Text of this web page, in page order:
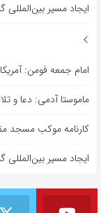
ایجاد مسیر بین‌المللی
امام جمعه فومن:
ماموستا آدمی: دعا و
کارنامه موکب مسجد مقدس
ایجاد مسیر بین‌المللی